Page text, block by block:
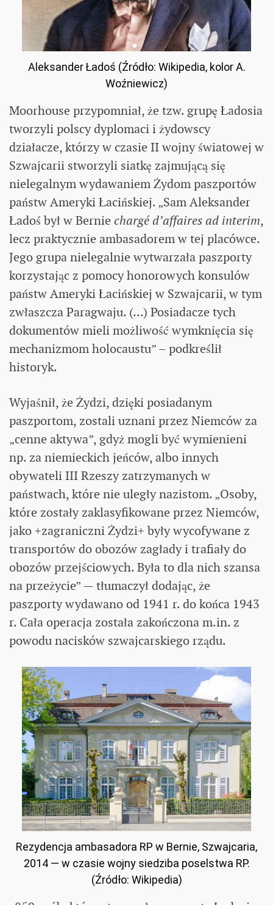
Aleksander Ładoś (Źródło: Wikipedia, kolor A.
Woźniewicz)
Moorhouse przypomniał, że tzw. grupę Ładosia
tworzyli polscy dyplomaci i żydowscy
działacze, którzy w czasie II wojny światowej w
Szwajcarii stworzyli siatkę zajmującą się
nielegalnym wydawaniem Żydom paszportów
państw Ameryki Łacińskiej. „Sam Aleksander
Ładoś był w Bernie chargé d’affaires ad interim,
lecz praktycznie ambasadorem w tej placówce.
Jego grupa nielegalnie wytwarzała paszporty
korzystając z pomocy honorowych konsulów
państw Ameryki Łacińskiej w Szwajcarii, w tym
zwłaszcza Paragwaju. (…) Posiadacze tych
dokumentów mieli możliwość wymknięcia się
mechanizmom holocaustu” – podkreślił
historyk.
Wyjaśnił, że Żydzi, dzięki posiadanym
paszportom, zostali uznani przez Niemców za
„cenne aktywa”, gdyż mogli być wymienieni
np. za niemieckich jeńców, albo innych
obywateli III Rzeszy zatrzymanych w
państwach, które nie uległy nazistom. „Osoby,
które zostały zaklasyfikowane przez Niemców,
jako +zagraniczni Żydzi+ były wycofywane z
transportów do obozów zagłady i trafiały do
obozów przejściowych. Była to dla nich szansa
na przeżycie” — tłumaczył dodając, że
paszporty wydawano od 1941 r. do końca 1943
r. Cała operacja została zakończona m.in. z
powodu nacisków szwajcarskiego rządu.
Rezydencja ambasadora RP w Bernie, Szwajcaria,
2014 — w czasie wojny siedziba poselstwa RP.
(Źródło: Wikipedia)